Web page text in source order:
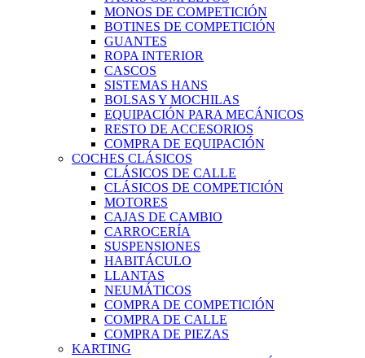
MONOS DE COMPETICIÓN
BOTINES DE COMPETICIÓN
GUANTES
ROPA INTERIOR
CASCOS
SISTEMAS HANS
BOLSAS Y MOCHILAS
EQUIPACIÓN PARA MECÁNICOS
RESTO DE ACCESORIOS
COMPRA DE EQUIPACIÓN
COCHES CLÁSICOS
CLÁSICOS DE CALLE
CLÁSICOS DE COMPETICIÓN
MOTORES
CAJAS DE CAMBIO
CARROCERÍA
SUSPENSIONES
HABITÁCULO
LLANTAS
NEUMÁTICOS
COMPRA DE COMPETICIÓN
COMPRA DE CALLE
COMPRA DE PIEZAS
KARTING